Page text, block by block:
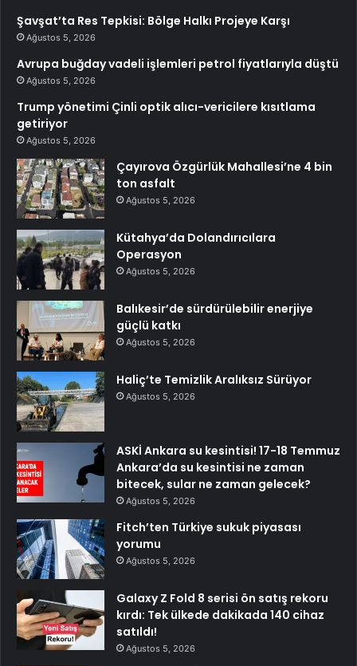
Şavşat’ta Res Tepkisi: Bölge Halkı Projeye Karşı
Ağustos 5, 2026
Avrupa buğday vadeli işlemleri petrol fiyatlarıyla düştü
Ağustos 5, 2026
Trump yönetimi Çinli optik alıcı-vericilere kısıtlama
getiriyor
Ağustos 5, 2026
Çayırova Özgürlük Mahallesi’ne 4 bin
ton asfalt
Ağustos 5, 2026
Kütahya’da Dolandırıcılara
Operasyon
Ağustos 5, 2026
Balıkesir’de sürdürülebilir enerjiye
güçlü katkı
Ağustos 5, 2026
Haliç’te Temizlik Aralıksız Sürüyor
Ağustos 5, 2026
ASKİ Ankara su kesintisi! 17-18 Temmuz
Ankara’da su kesintisi ne zaman
bitecek, sular ne zaman gelecek?
Ağustos 5, 2026
Fitch’ten Türkiye sukuk piyasası
yorumu
Ağustos 5, 2026
Galaxy Z Fold 8 serisi ön satış rekoru
kırdı: Tek ülkede dakikada 140 cihaz
satıldı!
Ağustos 5, 2026